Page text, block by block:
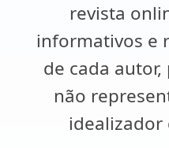
revista
informativos e
de cada
não
idealizador